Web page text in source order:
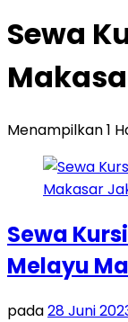
Sewa
Menampilkan 1
Sewa
Melayu
pada28 Juni